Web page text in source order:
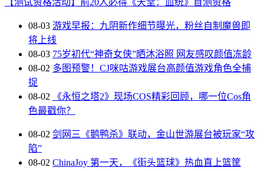
【测试资格活动】前20人必得《天堂：血统》首测资格
08-03 游戏早报：九阴新作细节曝光，粉丝自制魔兽即
将上线
08-03 75岁初代“神奇女侠”晒沐浴照 网友感叹颜值冻龄
08-02 多图预警！CJ咪咕游戏展台高颜值游戏角色全捕
捉
08-02
《永恒之塔2》现场COS精彩回顾，哪一位Cos角
色最戳你？
08-02 剑网三《鹅鸭杀》联动，金山世游展台被玩家“攻
陷”
08-02 ChinaJoy 第一天，《街头篮球》热血直上篮筐